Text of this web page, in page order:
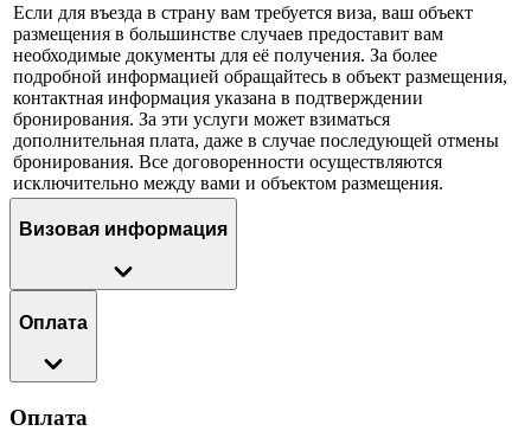
Если для въезда в страну вам требуется виза, ваш объект
размещения в большинстве случаев предоставит вам
необходимые документы для её получения. За более
подробной информацией обращайтесь в объект размещения,
контактная информация указана в подтверждении
бронирования. За эти услуги может взиматься
дополнительная плата, даже в случае последующей отмены
бронирования. Все договоренности осуществляются
исключительно между вами и объектом размещения.
Визовая информация
Оплата
Оплата